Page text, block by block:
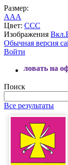
Размер:
AAA
Цвет: CCC
Изображения Вкл.
Обычная версия
Войти
на
Поиск
Все результаты